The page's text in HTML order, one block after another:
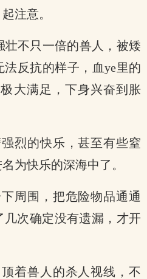
注意。
壮不只一倍的兽人，被矮
反抗的样子，血ye里的
大满足，下身兴奋到胀
烈的快乐，甚至有些窒
为快乐的深海中了。
周围，把危险物品通通
次确定没有遗漏，才开
着兽人的杀人视线，不